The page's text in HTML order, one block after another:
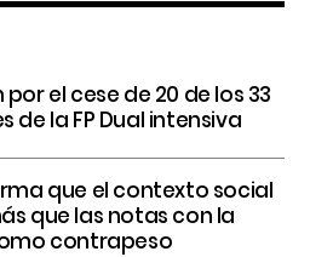
el cese de 20 de los 33
de la FP Dual intensiva
que el contexto social
que las notas con la
contrapeso